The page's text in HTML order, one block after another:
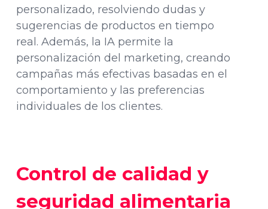
personalizado, resolviendo dudas y
sugerencias de productos en tiempo
real. Además, la IA permite la
personalización del marketing, creando
campañas más efectivas basadas en el
comportamiento y las preferencias
individuales de los clientes.
Control de calidad y
seguridad alimentaria